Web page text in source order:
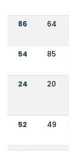
86 64
54 85
24 20
52 49